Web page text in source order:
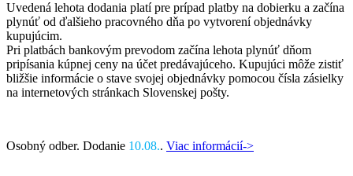
Uvedená lehota dodania platí pre prípad platby na dobierku a začína
plynúť od ďalšieho pracovného dňa po vytvorení objednávky
kupujúcim.
Pri platbách bankovým prevodom začína lehota plynúť dňom
pripísania kúpnej ceny na účet predávajúceho. Kupujúci môže zistiť
bližšie informácie o stave svojej objednávky pomocou čísla zásielky
na internetových stránkach Slovenskej pošty.
Osobný odber. Dodanie 10.08.. Viac informácií->